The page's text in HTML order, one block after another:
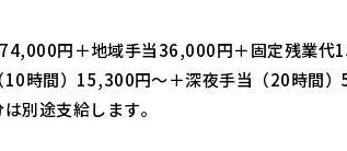
円＋地域手当36,000円＋固定残業代
時間）15,300円～＋深夜手当（20時間
別途支給します。